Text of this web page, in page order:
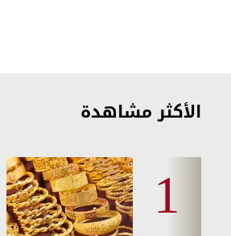
الأكثر مشاهدة